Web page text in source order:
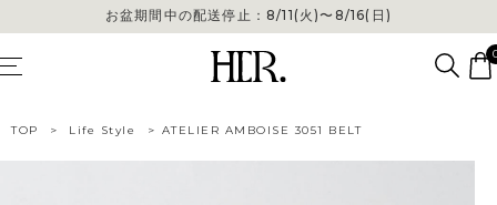
お盆期間中の配送停止：8/11(火)〜8/16(日)
TOP > Life Style > ATELIER AMBOISE 3051 BELT